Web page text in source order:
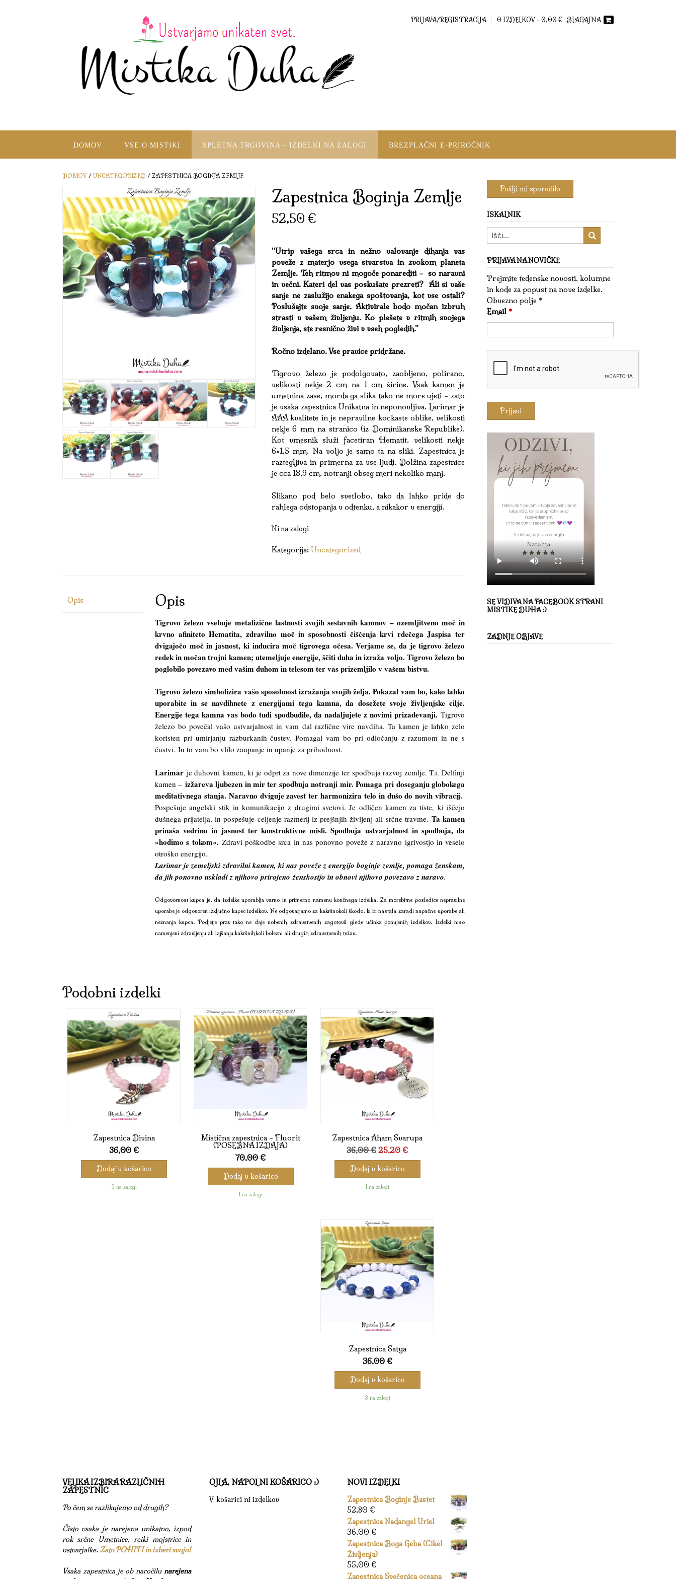
PRIJAVA/REGISTRACIJA 0 IZDELKOV - 0,00 € BLAGAJNA
DOMOV VSE O MISTIKI SPLETNA TRGOVINA – IZDELKI NA ZALOGI BREZPLAČNI E-PRIROČNIK
DOMOV / UNCATEGORIZED / ZAPESTNICA BOGINJA ZEMLJE
Zapestnica Boginja Zemlje
52,50 €
“Utrip vašega srca in nežno valovanje dihanja vas
poveže z materjo vsega stvarstva in zvokom planeta
Zemlje. Teh ritmov ni mogoče ponarediti – so naravni
in večni. Kateri del vas poskušate prezreti? Ali si vaše
sanje ne zaslužijo enakega spoštovanja, kot vse ostali?
Poslušajte svoje sanje. Aktivirale bodo močan izbruh
strasti v vašem življenju. Ko plešete v ritmih svojega
življenja, ste resnično živi v vseh pogledih.”
Ročno izdelano. Vse pravice pridržane.
Tigrovo železo je podolgovato, zaobljeno, polirano,
velikosti nekje 2 cm na 1 cm širine. Vsak kamen je
umetnina zase, morda ga slika tako ne more ujeti – zato
je vsaka zapestnica Unikatna in neponovljiva. Larimar je
AAA kvalitete in je nepravilne kockaste oblike, velikosti
nekje 6 mm na stranico (iz Dominikanske Republike).
Kot vmesnik služi facetiran Hematit, velikosti nekje
6×1,5 mm. Na voljo je samo ta na sliki. Zapestnica je
raztegljiva in primerna za vse ljudi. Dolžina zapestnice
je cca 18,9 cm, notranji obseg meri nekoliko manj.
Slikano pod belo svetlobo, tako da lahko pride do
rahlega odstopanja v odtenku, a nikakor v energiji.
Ni na zalogi
Kategorija:Uncategorized
Opis Opis
Tigrovo železo vsebuje metafizične lastnosti svojih sestavnih kamnov – ozemljitveno moč in
krvno afiniteto Hematita, zdravilno moč in sposobnosti čiščenja krvi rdečega Jaspisa ter
dvigajočo moč in jasnost, ki inducira moč tigrovega očesa. Verjame se, da je tigrovo železo
redek in močan trojni kamen; utemeljuje energije, ščiti duha in izraža voljo. Tigrovo železo bo
poglobilo povezavo med vašim duhom in telesom ter vas prizemljilo v vašem bistvu.
Tigrovo železo simbolizira vašo sposobnost izražanja svojih želja. Pokazal vam bo, kako lahko
uporabite in se navdihnete z energijami tega kamna, da dosežete svoje življenjske cilje.
Energije tega kamna vas bodo tudi spodbudile, da nadaljujete z novimi prizadevanji.Tigrovo
železo bo povečal vašo ustvarjalnost in vam dal različne vire navdiha. Ta kamen je lahko zelo
koristen pri umirjanju razburkanih čustev. Pomagal vam bo pri odločanju z razumom in ne s
čustvi. In to vam bo vlilo zaupanje in upanje za prihodnost.
Larimar je duhovni kamen, ki je odprt za nove dimenzije ter spodbuja razvoj zemlje. T.i. Delfinji
kamen – izžareva ljubezen in mir ter spodbuja notranji mir. Pomaga pri doseganju globokega
meditativnega stanja. Naravno dviguje zavest ter harmonizira telo in dušo do novih vibracij.
Pospešuje angelski stik in komunikacijo z drugimi svetovi. Je odličen kamen za tiste, ki iščejo
dušnega prijatelja, in pospešuje celjenje razmerij iz prejšnjih življenj ali srčne travme. Ta kamen
prinaša vedrino in jasnost ter konstruktivne misli. Spodbuja ustvarjalnost in spodbuja, da
»hodimo s tokom«. Zdravi poškodbe srca in nas ponovno poveže z naravno igrivostjo in veselo
otroško energijo.
Larimar je zemeljski zdravilni kamen, ki nas poveže z energijo boginje zemlje, pomaga ženskam,
da jih ponovno uskladi z njihovo prirojeno ženskostjo in obnovi njihovo povezavo z naravo.
Odgovornost kupca je, da izdelke uporablja varno in primerno namenu končnega izdelka. Za morebitne posledice nepravilne
uporabe je odgovoren izključno kupec izdelkov. Ne odgovarjamo za kakršnokoli škodo, ki bi nastala zaradi napačne uporabe ali
neznanja kupca. Podjetje prav tako ne daje nobenih zdravstvenih zagotovil glede učinka ponujenih izdelkov. Izdelki niso
namenjeni zdravljenju ali lajšanju kakršnihkoli bolezni ali drugih zdravstvenih težav.
Podobni izdelki
Zapestnica Divina
36,00 €
Dodaj v košarico
3 na zalogi
Mistična zapestnica – Fluorit
(POSEBNA IZDAJA)
70,00 €
Dodaj v košarico
1 na zalogi
Zapestnica Aham Svarupa
36,00€Izvirna
cena
je
bila:
25,20 €Trenutna
cena
Dodaj v košarico
1 na zalogi
Zapestnica Satya
36,00 €
Dodaj v košarico
3 na zalogi
ISKALNIK
PRIJAVA NA NOVIČKE
Prejmite tedenske novosti, kolumne
in kode za popust na nove izdelke.
Obvezno polje *
Email *
SE VIDIVA NA FACEBOOK STRANI
MISTIKE DUHA :)
ZADNJE OBJAVE
VELIKA IZBIRA RAZLIČNIH
ZAPESTNIC
Po čem se razlikujemo od drugih?
Čisto vsaka je narejena unikatno, izpod
rok srčne Umetnice, reiki mojstrice in
ustvarjalke.Zato POHITI in izberi svojo!
Vsaka zapestnica je ob naročilu narejena
OJLA, NAPOLNI KOŠARICO :)
V košarici ni izdelkov
NOVI IZDELKI
Zapestnica Boginje Bastet
52,80 €
Zapestnica Nadangel Uriel
36,00 €
Zapestnica Boga Geba (Cikel
Življenja)
55,00 €
Zapestnica Svečenica oceana